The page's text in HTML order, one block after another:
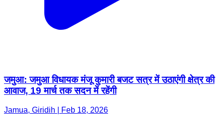
जमुआ: जमुआ विधायक मंजू कुमारी बजट सत्र में उठाएंगी क्षेत्र की
आवाज, 19 मार्च तक सदन में रहेंगी